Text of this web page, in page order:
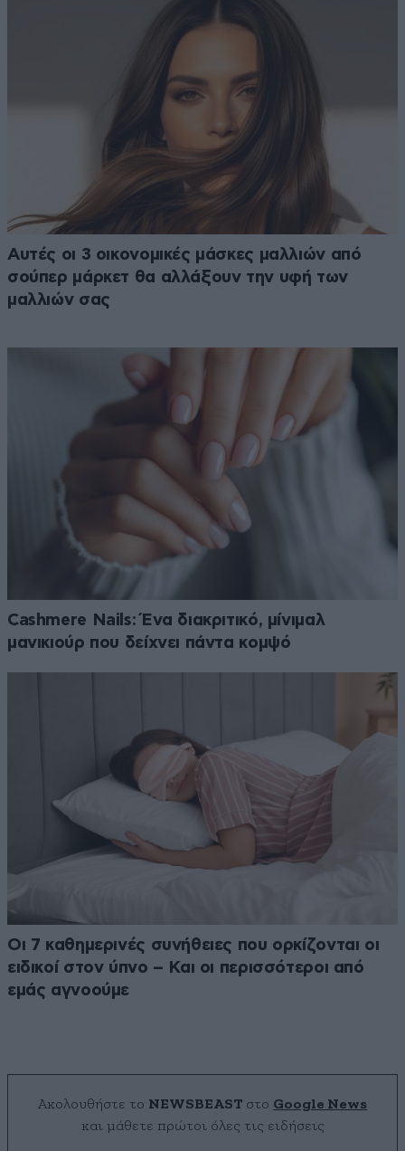
Αυτές οι 3 οικονομικές μάσκες μαλλιών από
σούπερ μάρκετ θα αλλάξουν την υφή των
μαλλιών σας
Cashmere Nails: Ένα διακριτικό, μίνιμαλ
μανικιούρ που δείχνει πάντα κομψό
Οι 7 καθημερινές συνήθειες που ορκίζονται οι
ειδικοί στον ύπνο – Και οι περισσότεροι από
εμάς αγνοούμε
Ακολουθήστε το NEWSBEAST στο Google News
και μάθετε πρώτοι όλες τις ειδήσεις